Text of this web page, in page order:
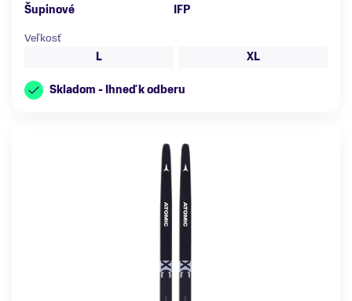
Šupinové
IFP
Veľkosť
L
XL
Skladom - Ihneď k odberu